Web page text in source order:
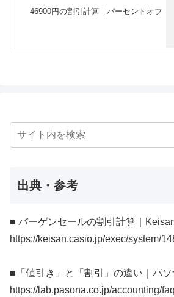
46900円の割引計算｜パーセントオフ
出典・参考
■ バーゲンセールの割引計算｜Keisan
https://keisan.casio.jp/exec/system/
■「値引き」と「割引」の違い｜パソ
https://lab.pasona.co.jp/accounting/